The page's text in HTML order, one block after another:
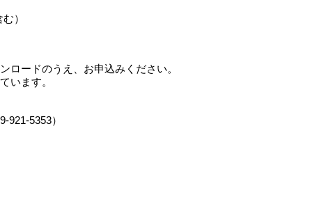
）
ロードのうえ、お申込みください。
ます。
5353）